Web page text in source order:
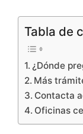
Tabla de
¿Dónde
Más
Contacta
Oficinas